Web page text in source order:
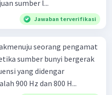
sumber l...
Jawaban terverifikasi
seorang pengamat
sumber bunyi bergerak
yang didengar
900 Hz dan 800 H...